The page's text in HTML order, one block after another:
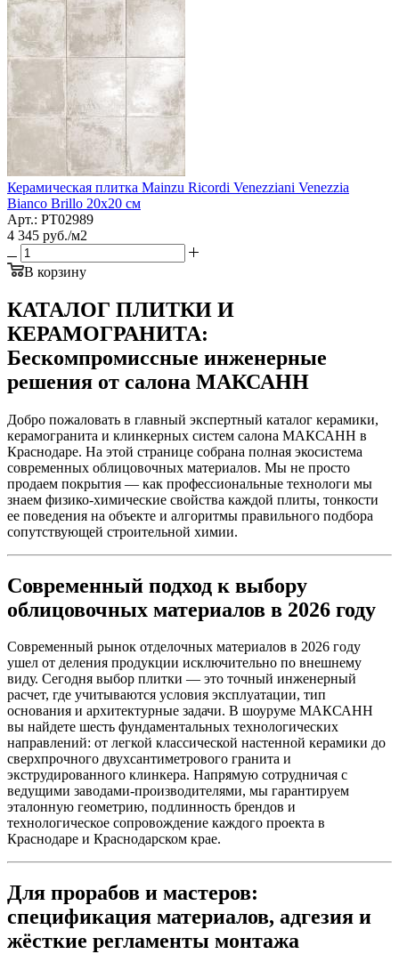
Керамическая плитка Mainzu Ricordi Venezziani Venezzia
Bianco Brillo 20x20 см
Арт.: PT02989
4 345 руб./м2
В корзину
КАТАЛОГ ПЛИТКИ И
КЕРАМОГРАНИТА:
Бескомпромиссные инженерные
решения от салона МАКСАНН
Добро пожаловать в главный экспертный каталог керамики,
керамогранита и клинкерных систем салона МАКСАНН в
Краснодаре. На этой странице собрана полная экосистема
современных облицовочных материалов. Мы не просто
продаем покрытия — как профессиональные технологи мы
знаем физико-химические свойства каждой плиты, тонкости
ее поведения на объекте и алгоритмы правильного подбора
сопутствующей строительной химии.
Современный подход к выбору
облицовочных материалов в 2026 году
Современный рынок отделочных материалов в 2026 году
ушел от деления продукции исключительно по внешнему
виду. Сегодня выбор плитки — это точный инженерный
расчет, где учитываются условия эксплуатации, тип
основания и архитектурные задачи. В шоуруме МАКСАНН
вы найдете шесть фундаментальных технологических
направлений: от легкой классической настенной керамики до
сверхпрочного двухсантиметрового гранита и
экструдированного клинкера. Напрямую сотрудничая с
ведущими заводами‑производителями, мы гарантируем
эталонную геометрию, подлинность брендов и
технологическое сопровождение каждого проекта в
Краснодаре и Краснодарском крае.
Для прорабов и мастеров:
спецификация материалов, адгезия и
жёсткие регламенты монтажа